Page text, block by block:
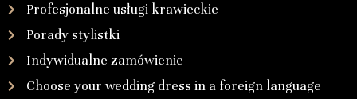
Profesjonalne usługi krawieckie
Porady stylistki
Indywidualne zamówienie
Choose your wedding dress in a foreign language